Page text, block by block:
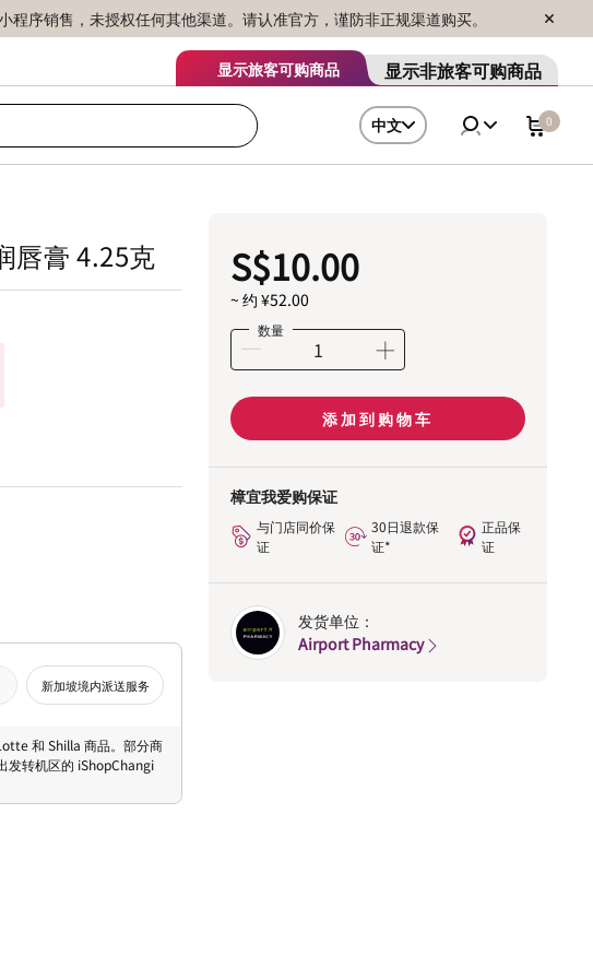
销售，未授权任何其他渠道。请认准官方，谨防非正规渠道购买。
显示旅客可购商品 显示非旅客可购商品
中文 0
唇膏 4.25克
新加坡境内派送服务
和 Shilla 商品。部分商
发转机区的 iShopChangi
S$10.00
~ 约 ¥52.00
数量
添加到购物车
樟宜我爱购保证
与门店同价保
证
30日退款保
证*
正品保
证
发货单位：
Airport Pharmacy